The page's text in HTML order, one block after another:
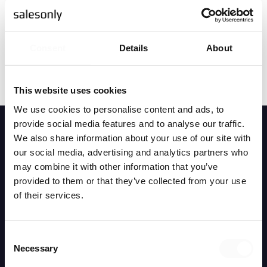
Details About
This website uses cookies
We use cookies to personalise content and ads, to
provide social media features and to analyse our traffic.
We also share information about your use of our site with
our social media, advertising and analytics partners who
may combine it with other information that you’ve
provided to them or that they’ve collected from your use
of their services.
Selection
Necessary
Dela inlägget
Mer läsning